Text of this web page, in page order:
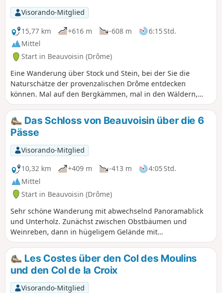
Visorando-Mitglied
15,77 km
+616 m -608 m
6:15 Std.
Mittel
Start in Beauvoisin (Drôme)
Eine Wanderung über Stock und Stein, bei der Sie die
Naturschätze der provenzalischen Drôme entdecken
können. Mal auf den Bergkämmen, mal in den Wäldern,
werden Sie eine herrliche Natur entdecken. Zu jeder
Jahreszeit empfehlenswert! Sie passieren nicht weniger als
sechs Pässe mit atemberaubenden Ausblicken, manchmal
bis zum Mittelmeer und gegenüber auf den Dévoluy.
Das Schloss von Beauvoisin über die 6
Pässe
Visorando-Mitglied
10,32 km
+409 m -413 m
4:05 Std.
Mittel
Start in Beauvoisin (Drôme)
Sehr schöne Wanderung mit abwechselnd Panoramablick
und Unterholz. Zunächst zwischen Obstbäumen und
Weinreben, dann in hügeligem Gelände mit
außergewöhnlichen Ausblicken. Sie werden die
Anstrengungen, die Sie für diese Wanderung auf sich
genommen haben, nicht bereuen. Außerdem können Sie
über den neuen Waldweg die Ruinen des Schlosses von
Beauvoisin erreichen.
Les Costes über den Col des Moulins
und den Col de la Croix
Visorando-Mitglied